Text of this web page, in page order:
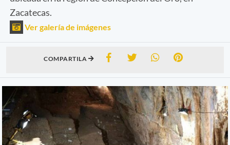
Zacatecas.
Ver galería de imágenes
COMPARTILA